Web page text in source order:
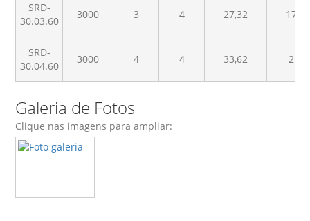
SRD-
30.03.60
3000 3 4 27,32 17,47
SRD-
30.04.60
3000 4 4 33,62 21,5
Galeria de Fotos
Clique nas imagens para ampliar: